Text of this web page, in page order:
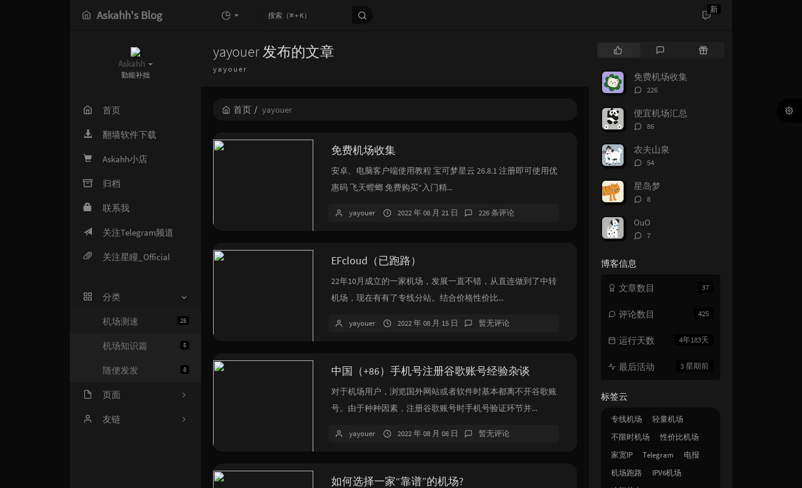
Askahh's Blog 新
Askahh
勤能补拙
首页
翻墙软件下载
Askahh小店
归档
联系我
关注Telegram频道
关注星瞳_Official
分类
25
机场测速
5
机场知识篇
8
随便发发
页面
777友链
yayouer 发布的文章
yayouer
首页 yayouer
免费机场收集
安卓、电脑客户端使用教程 宝可梦星云 26.8.1 注册即可使用优
惠码 飞天螳螂 免费购买“入门精...
yayouer 2022 年 08 月 21 日 226 条评论
EFcloud（已跑路）
22年10月成立的一家机场，发展一直不错，从直连做到了中转
机场，现在有有了专线分站。结合价格性价比...
yayouer 2022 年 08 月 15 日 暂无评论
中国（+86）手机号注册谷歌账号经验杂谈
对于机场用户，浏览国外网站或者软件时基本都离不开谷歌账
号。由于种种因素，注册谷歌账号时手机号验证环节并...
yayouer 2022 年 08 月 08 日 暂无评论
如何选择一家“靠谱”的机场?
文
评
随
免费机场收集
评
数：
226
便宜机场汇总
评
数：
86
农夫山泉
评
数：
54
星岛梦
评
数：
8
OuO
评
7
博客信息
37
文章数目
425
评论数目
4年183天
运行天数
3 星期前
最后活动
标签云
专线机场
轻量机场
不限时机场
性价比机场
家宽IP
Telegram
电报
机场跑路
IPV6机场